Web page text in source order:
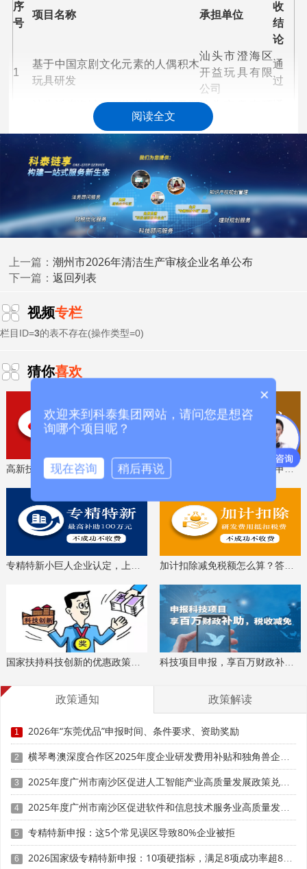
序
号
项目名称 承担单位
收
结
论
1
基于中国京剧文化元素的人偶积木
玩具研发
汕头市澄海区
开益玩具有限
公司
通
过
汕头近岸海域沉积物污染现状及溯汕头市粤东环
境监测
高通量制剂分析用透射拉曼检测设
备研发及其基础上的对包衣结构无
定型固体分散体重结晶风险快速评
估方法的研究
化学与精细化
工广东省实验
4
基于区块链的电力负荷管理智能终
端安全防护模型研究与开发
广东佰林电气
设备厂有限公
司
通
5
发干眼疾病的机制研究
院
6
核黄素转运蛋白SLC52A3b新亚型
诱发食管上皮恶性转化及免疫逃逸
的机制研究
汕头市急危重症救治技术提升及模
基于高脂血症胰腺炎20年间糖脂谱
汕头市中心医通
过
9
基于靶向GLUT1的新型荧光探针实
时评估乳腺癌保乳切缘的研究
汕头市中心医
通
过
10
遗传机制研究
通
过
11
在药敏试验中的应用研究
院
过
12
大麻素受体2型激动剂及CBD联合
用药对急性诱发癫痫模型的影响及
汕头大学医学
院
通
过
血清外泌体circRNA(exo-
circRNAs)作为肝细胞癌早期诊断
标志物及其机制研究
汕头大学医学
院第二附属医
院
通
博士生定向培养（陈晓虹）
汕头大学医学
院第一附属医
院
通
高糖、高脂环境下葡萄糖激酶的O-汕头大学医学
院
16
华尔通氏胶提取物水凝胶新型敷料
的研发及治疗小鼠难愈合性创面的
研究
汕头大学医学
院第一附属医
院
17
基于深度学习的糖尿病黄斑水肿诊
断及预后模型的构建
汕头大学·香港
中文大学联合
汕头国际眼科
中心
通
过
18
自主验光系统在视力与屈光度检测
中的应用研究
汕头大学·香港
中文大学联合
汕头国际眼科
通
过
阅读全文
上一篇：潮州市2026年清洁生产审核企业名单公布
下一篇：返回列表
视频专栏
栏目ID=3的表不存在(操作类型=0)
猜你喜欢
高新技术企业认定，免费评估，通过后再收费 省工程技术研究中心，专业申报、指导培训
加计扣除减免税额怎么算？答疑解惑、咨询培训
国家扶持科技创新的优惠政策，索取资料、解读政策 科技项目申报，享百万财政补贴，减免40%所得税
政策通知 政策解读
1 2026年“东莞优品”申报时间、条件要求、资助奖励
2 横琴粤澳深度合作区2025年度企业研发费用补贴和独角兽企业研发费补贴申报时间、条件要求、补助标准
3 2025年度广州市南沙区促进人工智能产业高质量发展政策兑现申报时间、条件要求、补助奖励
4 2025年度广州市南沙区促进软件和信息技术服务业高质量发展政策兑现申报时间、条件要求、补助奖励
5 专精特新申报：这5个常见误区导致80%企业被拒
6 2026国家级专精特新申报：10项硬指标，满足8项成功率超85%
×
欢迎来到科泰集团网站，请问您是想咨
询哪个项目呢？
现在咨询 稍后再说